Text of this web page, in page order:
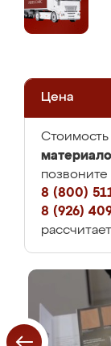
Цена
Стоимость
8 (800)
8 (926)